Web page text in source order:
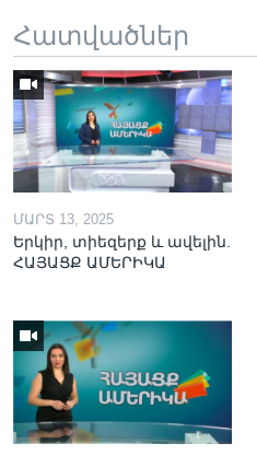
Հատվածներ
ՄԱՐՏ 13, 2025
Երկիր, տիեզերք և ավելին.
ՀԱՅԱՑՔ ԱՄԵՐԻԿԱ